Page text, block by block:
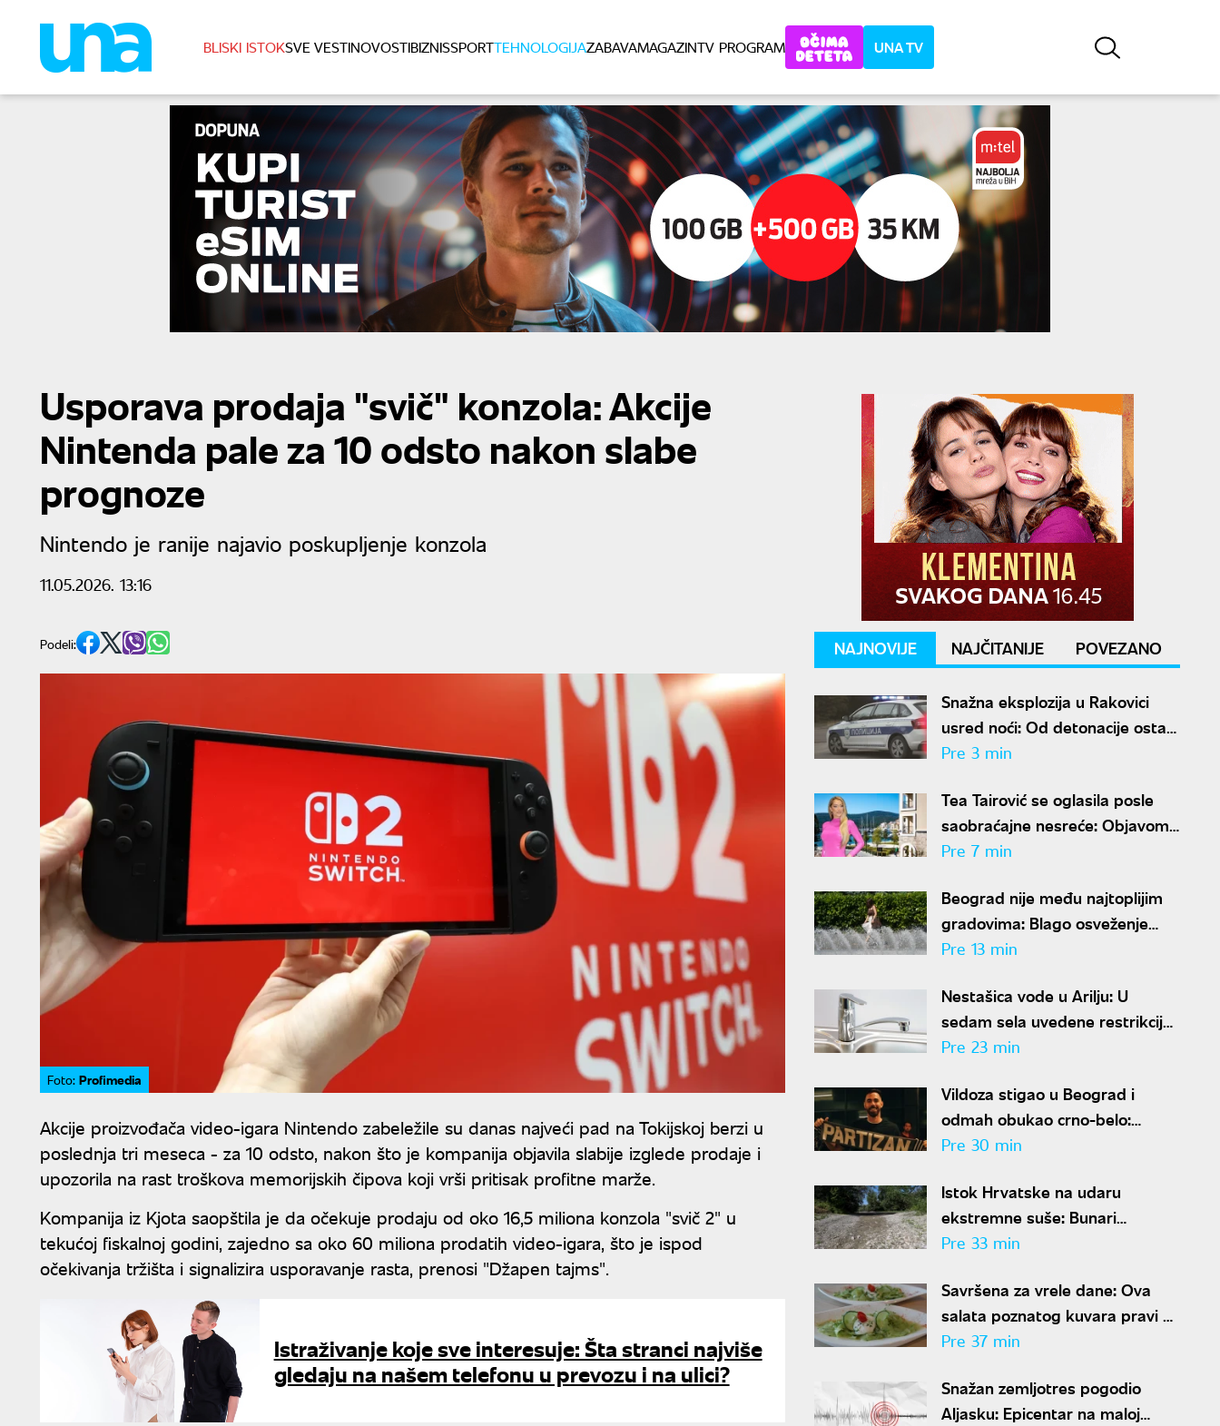
BLISKI ISTOKSVE VESTINOVOSTIBIZNISSPORTTEHNOLOGIJAZABAVAMAGAZINTV PROGRAM UNA TV
Usporava prodaja "svič" konzola: Akcije
Nintenda pale za 10 odsto nakon slabe
prognoze
Nintendo je ranije najavio poskupljenje konzola
11.05.2026. 13:16
Podeli:
Foto: Profimedia
Akcije proizvođača video-igara Nintendo zabeležile su danas najveći pad na Tokijskoj berzi u
poslednja tri meseca - za 10 odsto, nakon što je kompanija objavila slabije izglede prodaje i
upozorila na rast troškova memorijskih čipova koji vrši pritisak profitne marže.
Kompanija iz Kjota saopštila je da očekuje prodaju od oko 16,5 miliona konzola "svič 2" u
tekućoj fiskalnoj godini, zajedno sa oko 60 miliona prodatih video-igara, što je ispod
očekivanja tržišta i signalizira usporavanje rasta, prenosi "Džapen tajms".
Istraživanje koje sve interesuje: Šta stranci najviše
gledaju na našem telefonu u prevozu i na ulici?
NAJNOVIJE NAJČITANIJE POVEZANO
Snažna eksplozija u Rakovici
usred noći: Od detonacije ostao
krater u asfaltu, letelo staklo
Pre 3 min
Tea Tairović se oglasila posle
saobraćajne nesreće: Objavom
umirila fanove
Pre 7 min
Beograd nije među najtoplijim
gradovima: Blago osveženje
oborilo temperature, RHMZ
Pre 13 min
Nestašica vode u Arilju: U
sedam sela uvedene restrikcije
zbog prekomerne potrošnje
Pre 23 min
Vildoza stigao u Beograd i
odmah obukao crno-belo:
Argentinac zvanično u Partizanu
Pre 30 min
Istok Hrvatske na udaru
ekstremne suše: Bunari
presušili, Dunav pao na istorijski
Pre 33 min
Savršena za vrele dane: Ova
salata poznatog kuvara pravi se
za samo 10 minuta
Pre 37 min
Snažan zemljotres pogodio
Aljasku: Epicentar na maloj